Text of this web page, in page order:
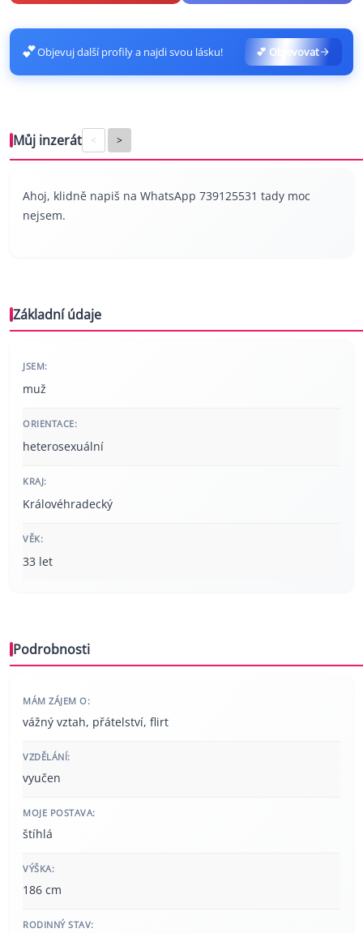
💕Objevuj další profily a najdi svou lásku! 💕 Objevovat
Můj inzerát < >
Ahoj, klidně napiš na WhatsApp 739125531 tady moc
nejsem.
Základní údaje
JSEM:
muž
ORIENTACE:
heterosexuální
KRAJ:
Královéhradecký
VĚK:
33 let
Podrobnosti
MÁM ZÁJEM O:
vážný vztah, přátelství, flirt
VZDĚLÁNÍ:
vyučen
MOJE POSTAVA:
štíhlá
VÝŠKA:
186 cm
RODINNÝ STAV: